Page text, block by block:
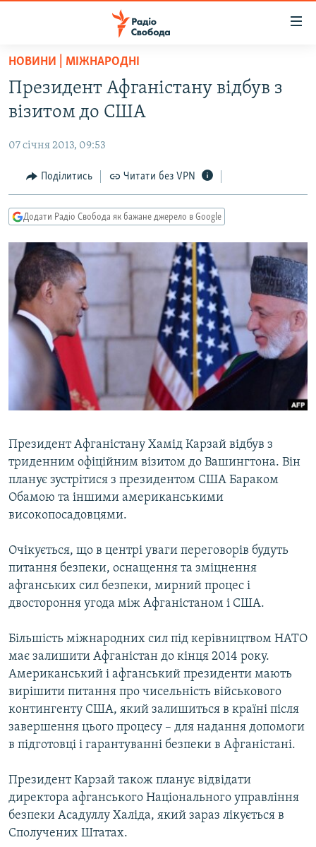
Перейти
основного
матеріалу
до
навігації
Перейти
до
РАДІО СВОБОДА – 70 РОКІВ
ВСЕ ЗА ДОБУ
ПОЛІТИКА
ЕКОНОМІКА
КУЛЬТУРА
СПОРТ
УКРАЇНА
СВІТ
ВІЙНА
РОСІЙСЬКА «ФІЛЬТРАЦІЯ»
КРИМ.РЕАЛІЇ
ТИ ЯК?
СХЕМИ
КИТАЙ.ВИКЛИКИ
МУЛЬТИМЕДІА
ФОТО
СПЕЦПРОЄКТИ
ПОДКАСТИ
КРИМ РЕАЛІЇ
РУС
УКР
КТАТ
ДОЛУЧАЙСЯ!
Усі сайти RFE/RL
НОВИНИ | МІЖНАРОДНІ
Президент Афганістану відбув з
візитом до США
07 січня 2013, 09:53
Поділитись Читати без VPN
Додати Радіо Свобода як бажане джерело в Google
Президент Афганістану Хамід Карзай відбув з
триденним офіційним візитом до Вашингтона. Він
планує зустрітися з президентом США Бараком
Обамою та іншими американськими
високопосадовцями.
Очікується, що в центрі уваги переговорів будуть
питання безпеки, оснащення та зміцнення
афганських сил безпеки, мирний процес і
двостороння угода між Афганістаном і США.
Більшість міжнародних сил під керівництвом НАТО
має залишити Афганістан до кінця 2014 року.
Американський і афганський президенти мають
вирішити питання про чисельність військового
контингенту США, який залишиться в країні після
завершення цього процесу – для надання допомоги
в підготовці і гарантуванні безпеки в Афганістані.
Президент Карзай також планує відвідати
директора афганського Національного управління
безпеки Асадуллу Халіда, який зараз лікується в
Сполучених Штатах.